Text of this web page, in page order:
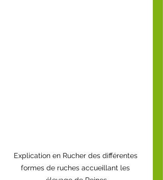
Explication en Rucher des différentes
formes de ruches accueillant les